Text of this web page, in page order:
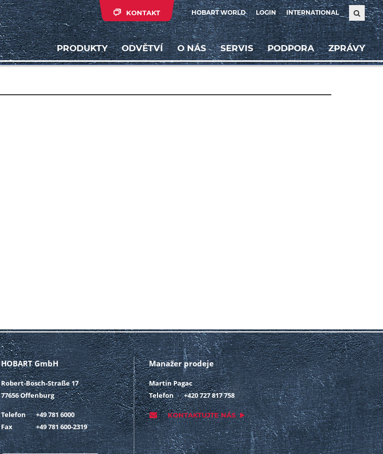
HOBART WORLD LOGIN INTERNATIONAL
KONTAKT
PRODUKTY ODVĚTVÍ O NÁS SERVIS PODPORA ZPRÁVY
HOBART GmbH
Robert-Bosch-Straße 17
77656 Offenburg
Telefon
+49 781 6000
Fax
+49 781 600-2319
Manažer prodeje
Martin Pagac
Telefon
+420 727 817 758
KONTAKTUJTE NÁS